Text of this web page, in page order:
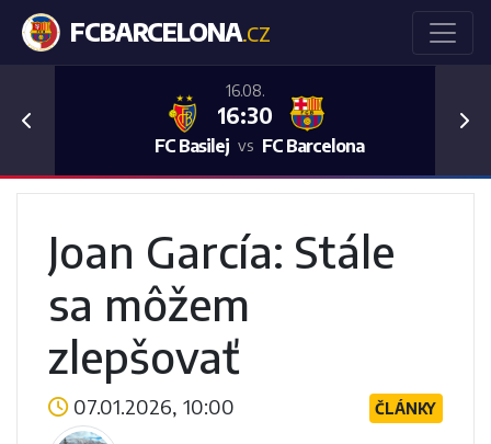
FCBARCELONA.CZ
16.08.
16:30
FC Basilej vs FC Barcelona
Previous
Joan García: Stále
sa môžem
zlepšovať
07.01.2026, 10:00 ČLÁNKY